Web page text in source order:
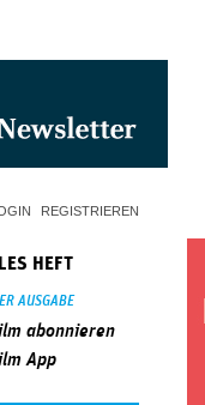
REGISTRIEREN
HEFT
AUSGABE
abonnieren
App